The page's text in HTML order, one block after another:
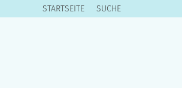
STARTSEITE SUCHE